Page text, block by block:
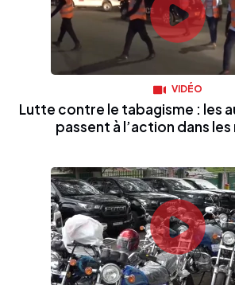
VIDÉO
Lutte contre le tabagisme : les
passent à l’action dans